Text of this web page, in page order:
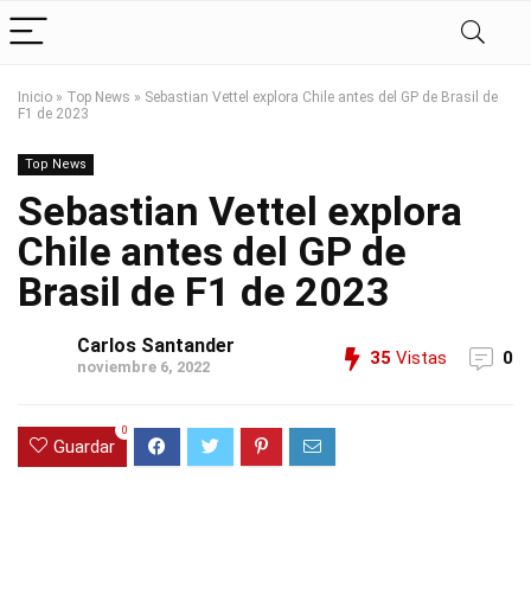
Inicio » Top News » Sebastian Vettel explora Chile antes del GP de Brasil de
F1 de 2023
Top News
Sebastian Vettel explora
Chile antes del GP de
Brasil de F1 de 2023
Carlos Santander
noviembre 6, 2022 35 Vistas 0
Guardar
0